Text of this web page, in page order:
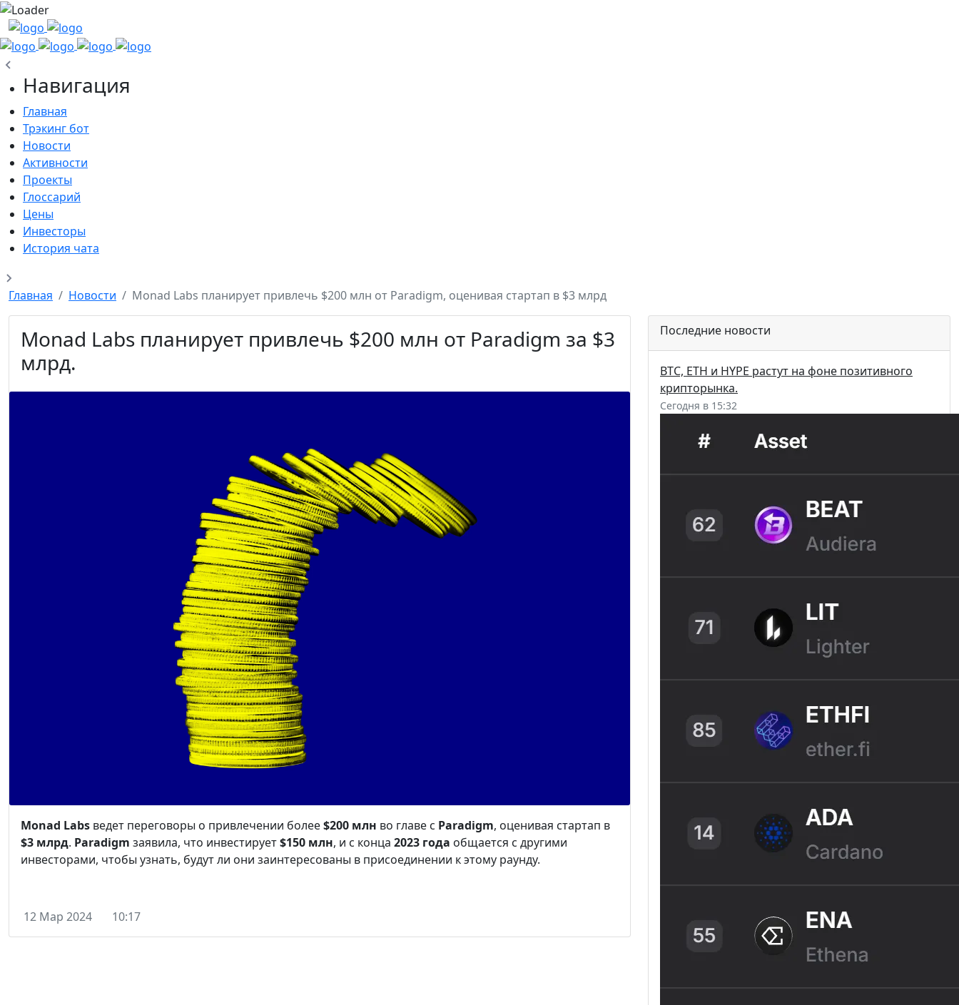
Навигация
Главная
Трэкинг бот
Новости
Активности
Проекты
Глоссарий
Цены
Инвесторы
История чата
Главная Новости Monad Labs планирует привлечь $200 млн от Paradigm, оценивая стартап в $3 млрд
Monad Labs планирует привлечь $200 млн от Paradigm за $3
млрд.
Monad Labs ведет переговоры о привлечении более$200 млн во главе с Paradigm, оценивая стартап в
$3 млрд. Paradigm заявила, что инвестирует$150 млн, и с конца 2023 года общается с другими
инвесторами, чтобы узнать, будут ли они заинтересованы в присоединении к этому раунду.
12 Мар 2024 10:17
Последние новости
BTC, ETH и HYPE растут на фоне позитивного
крипторынка.
Сегодня в 15:32